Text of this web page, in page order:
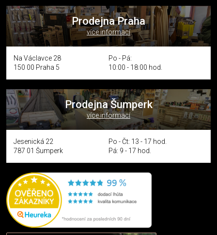
Prodejna Praha
více informací
Na Václavce 28
150 00 Praha 5
Po - Pá:
10:00 - 18:00 hod.
Prodejna Šumperk
více informací
Jesenická 22
787 01 Šumperk
Po - Čt: 13 - 17 hod.
Pá: 9 - 17 hod.